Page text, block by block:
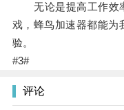
无论是提高工作效
戏，蜂鸟加速器都能为
验。
#3#
评论